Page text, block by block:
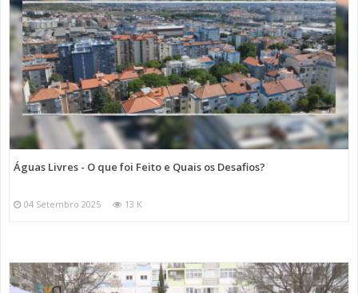
Águas Livres - O que foi Feito e Quais os Desafios?
04 Setembro 2025 13 K